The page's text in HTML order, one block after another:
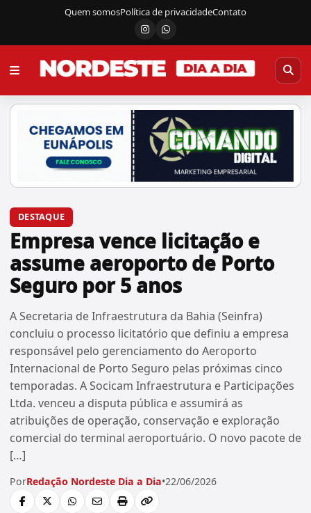
Quem somosPolítica de privacidadeContato
InstagramCanal do WhatsApp
DESTAQUE
Empresa vence licitação e
assume aeroporto de Porto
Seguro por 5 anos
A Secretaria de Infraestrutura da Bahia (Seinfra)
concluiu o processo licitatório que definiu a empresa
responsável pelo gerenciamento do Aeroporto
Internacional de Porto Seguro pelas próximas cinco
temporadas. A Socicam Infraestrutura e Participações
Ltda. venceu a disputa pública e assumirá as
atribuições de operação, conservação e exploração
comercial do terminal aeroportuário. O novo pacote de
[…]
PorRedação Nordeste Dia a Dia•22/06/2026